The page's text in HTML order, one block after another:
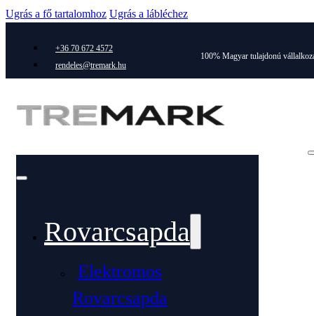
Ugrás a fő tartalomhoz Ugrás a lábléchez
+36 70 672 4572
rendeles@tremark.hu
100% Magyar tulajdonú
Rovarcsapda
Elektromos
Rovarcsapda